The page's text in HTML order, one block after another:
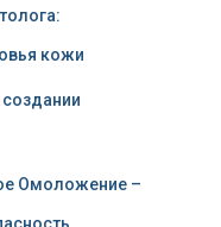
кожи
Омоложение –